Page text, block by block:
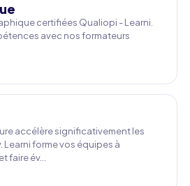
certifiées Qualiopi - Learni.
avec nos formateurs
accélère significativement les
forme vos équipes à
faire év…